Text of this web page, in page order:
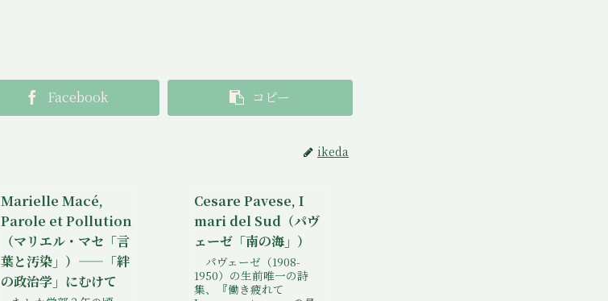
Facebook コピー
ikeda
Marielle Macé,
Parole et Pollution
（マリエル・マセ「言
葉と汚染」）——「絆
の政治学」にむけて
Cesare Pavese, I
mari del Sud（パヴ
ェーゼ「南の海」）
パヴェーゼ（1908-
1950）の生前唯一の詩
集、『働き疲れて